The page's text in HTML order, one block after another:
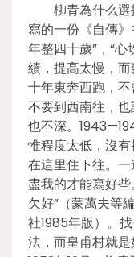
柳青為什么
寫的一份《自傳
年整四十歲”，“
績，提高太慢，
十年東奔西跑，
不要到西南往，
也不深。
惟程度太低，沒
在這里住下往。
盡我的才能寫好
欠好”（蒙萬夫等
社1985年版）。
法，而皇甫村就